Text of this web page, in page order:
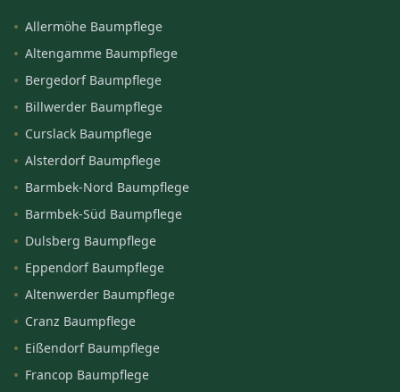
Allermöhe Baumpflege
Altengamme Baumpflege
Bergedorf Baumpflege
Billwerder Baumpflege
Curslack Baumpflege
Alsterdorf Baumpflege
Barmbek-Nord Baumpflege
Barmbek-Süd Baumpflege
Dulsberg Baumpflege
Eppendorf Baumpflege
Altenwerder Baumpflege
Cranz Baumpflege
Eißendorf Baumpflege
Francop Baumpflege